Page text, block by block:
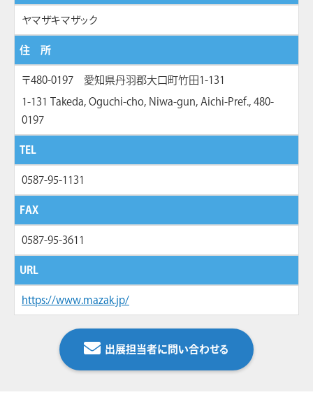
ヤマザキマザック
住 所
〒480-0197 愛知県丹羽郡大口町竹田1-131
1-131 Takeda, Oguchi-cho, Niwa-gun, Aichi-Pref., 480-
0197
TEL
0587-95-1131
FAX
0587-95-3611
URL
https://www.mazak.jp/
出展担当者に問い合わせる